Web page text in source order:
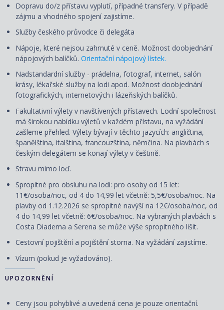
Dopravu do/z přístavu vyplutí, případné transfery. V případě
zájmu a vhodného spojení zajistíme.
Služby českého průvodce či delegáta
Nápoje, které nejsou zahrnuté v ceně. Možnost doobjednání
nápojových balíčků. Orientační nápojový lístek.
Nadstandardní služby - prádelna, fotograf, internet, salón
krásy, lékařské služby na lodi apod. Možnost doobjednání
fotografických, internetových i lázeňských balíčků.
Fakultativní výlety v navštívených přístavech. Lodní společnost
má širokou nabídku výletů v každém přístavu, na vyžádání
zašleme přehled. Výlety bývají v těchto jazycích: angličtina,
španělština, italština, francouzština, němčina. Na plavbách s
českým delegátem se konají výlety v češtině.
Stravu mimo loď.
Spropitné pro obsluhu na lodi: pro osoby od 15 let:
11€/osoba/noc, od 4 do 14,99 let včetně: 5,5€/osoba/noc. Na
plavby od 1.12.2026 se spropitné navýší na 12€/osoba/noc, od
4 do 14,99 let včetně: 6€/osoba/noc. Na vybraných plavbách s
Costa Diadema a Serena se může výše spropitného lišit.
Cestovní pojištění a pojištění storna. Na vyžádání zajistíme.
Vízum (pokud je vyžadováno).
UPOZORNĚNÍ
Ceny jsou pohyblivé a uvedená cena je pouze orientační.